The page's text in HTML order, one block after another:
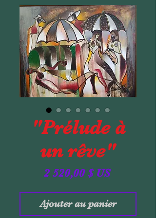
"Prélude à
un rêve"
2 520,00 $ USPrix
Ajouter au panier